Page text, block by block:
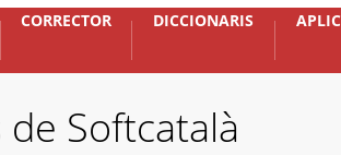
CORRECTOR DICCIONARIS
Softcatalà